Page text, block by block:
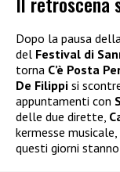
Dopo la pausa
del Festival di
torna C’è Posta
De Filippi si
appuntamenti con
delle due dirette,
kermesse
questi giorni